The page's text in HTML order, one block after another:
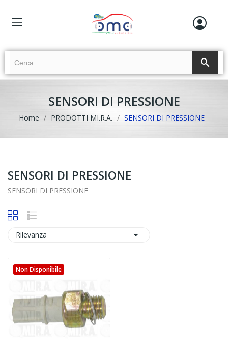
search
SENSORI DI PRESSIONE
Home PRODOTTI MI.R.A. SENSORI DI PRESSIONE
SENSORI DI PRESSIONE
SENSORI DI PRESSIONE
Rilevanza 
Non Disponibile